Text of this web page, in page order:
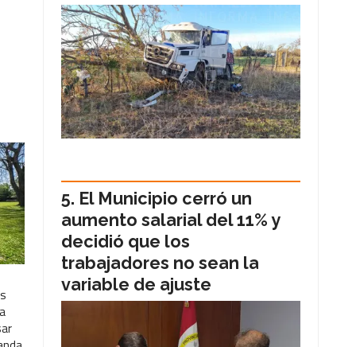
El Municipio cerró un
aumento salarial del 11% y
decidió que los
trabajadores no sean la
variable de ajuste